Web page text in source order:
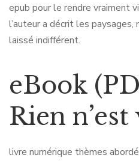
epub pour le rendre vraiment
l’auteur a décrit les paysages,
laissé indifférent.
eBook
Rien
livre numérique thèmes